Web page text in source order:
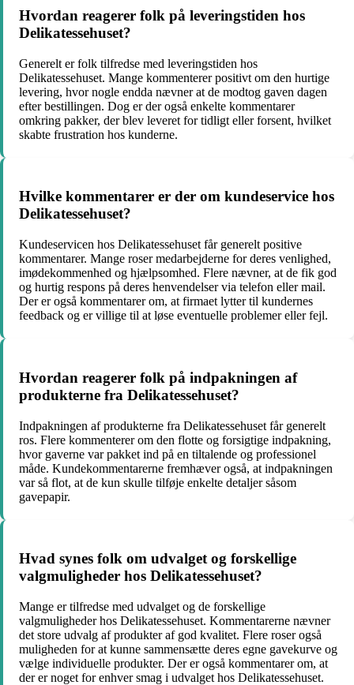
Hvordan reagerer folk på leveringstiden hos
Delikatessehuset?
Generelt er folk tilfredse med leveringstiden hos
Delikatessehuset. Mange kommenterer positivt om den hurtige
levering, hvor nogle endda nævner at de modtog gaven dagen
efter bestillingen. Dog er der også enkelte kommentarer
omkring pakker, der blev leveret for tidligt eller forsent, hvilket
skabte frustration hos kunderne.
Hvilke kommentarer er der om kundeservice hos
Delikatessehuset?
Kundeservicen hos Delikatessehuset får generelt positive
kommentarer. Mange roser medarbejderne for deres venlighed,
imødekommenhed og hjælpsomhed. Flere nævner, at de fik god
og hurtig respons på deres henvendelser via telefon eller mail.
Der er også kommentarer om, at firmaet lytter til kundernes
feedback og er villige til at løse eventuelle problemer eller fejl.
Hvordan reagerer folk på indpakningen af
produkterne fra Delikatessehuset?
Indpakningen af produkterne fra Delikatessehuset får generelt
ros. Flere kommenterer om den flotte og forsigtige indpakning,
hvor gaverne var pakket ind på en tiltalende og professionel
måde. Kundekommentarerne fremhæver også, at indpakningen
var så flot, at de kun skulle tilføje enkelte detaljer såsom
gavepapir.
Hvad synes folk om udvalget og forskellige
valgmuligheder hos Delikatessehuset?
Mange er tilfredse med udvalget og de forskellige
valgmuligheder hos Delikatessehuset. Kommentarerne nævner
det store udvalg af produkter af god kvalitet. Flere roser også
muligheden for at kunne sammensætte deres egne gavekurve og
vælge individuelle produkter. Der er også kommentarer om, at
der er noget for enhver smag i udvalget hos Delikatessehuset.